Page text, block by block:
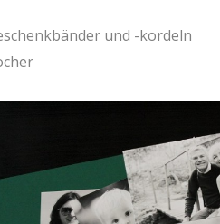
und -kordeln